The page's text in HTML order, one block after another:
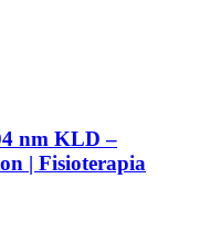
nm KLD –
| Fisioterapia